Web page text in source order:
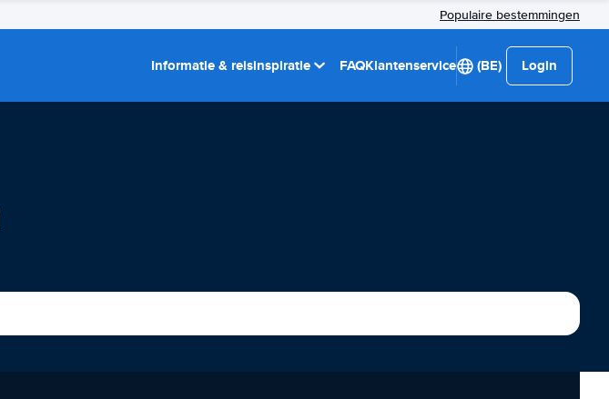
Populaire bestemmingen
Informatie & reisinspiratie FAQKlantenservice (BE) Login